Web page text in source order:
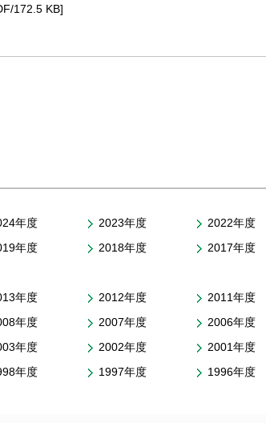
172.5 KB]
年度 2023年度
2022年度
年度 2018年度
2017年度
年度 2012年度
2011年度
年度 2007年度
2006年度
年度 2002年度
2001年度
年度 1997年度 1996年度